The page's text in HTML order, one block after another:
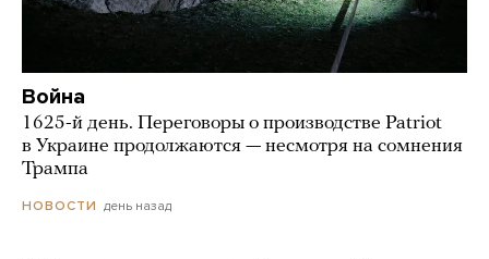
Война
1625-й день. Переговоры о производстве Patriot
в Украине продолжаются — несмотря на сомнения
Трампа
НОВОСТИ день назад